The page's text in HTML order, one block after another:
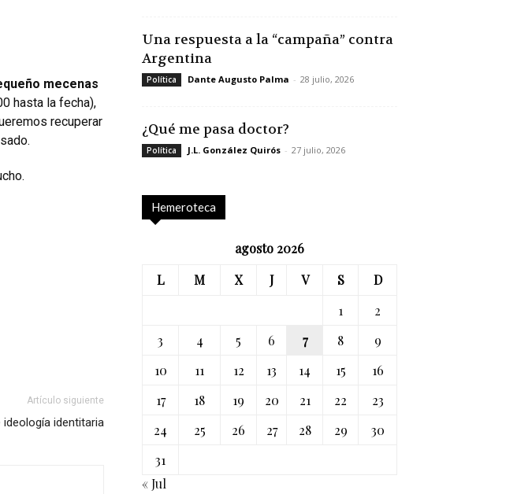
mecenas
hasta la fecha),
recuperar
Artículo siguiente
identitaria
Una respuesta a la “campaña” contra
Argentina
Política Dante Augusto Palma - 28 julio, 2026
¿Qué me pasa doctor?
Política J.L. González Quirós - 27 julio, 2026
Hemeroteca
agosto 2026
L
M X J V S
D
1
2
3
4 5 6 7 8
9
10
11 12 13 14 15
16
17
18 19 20 21 22
23
24
25 26 27 28 29
30
31
« Jul